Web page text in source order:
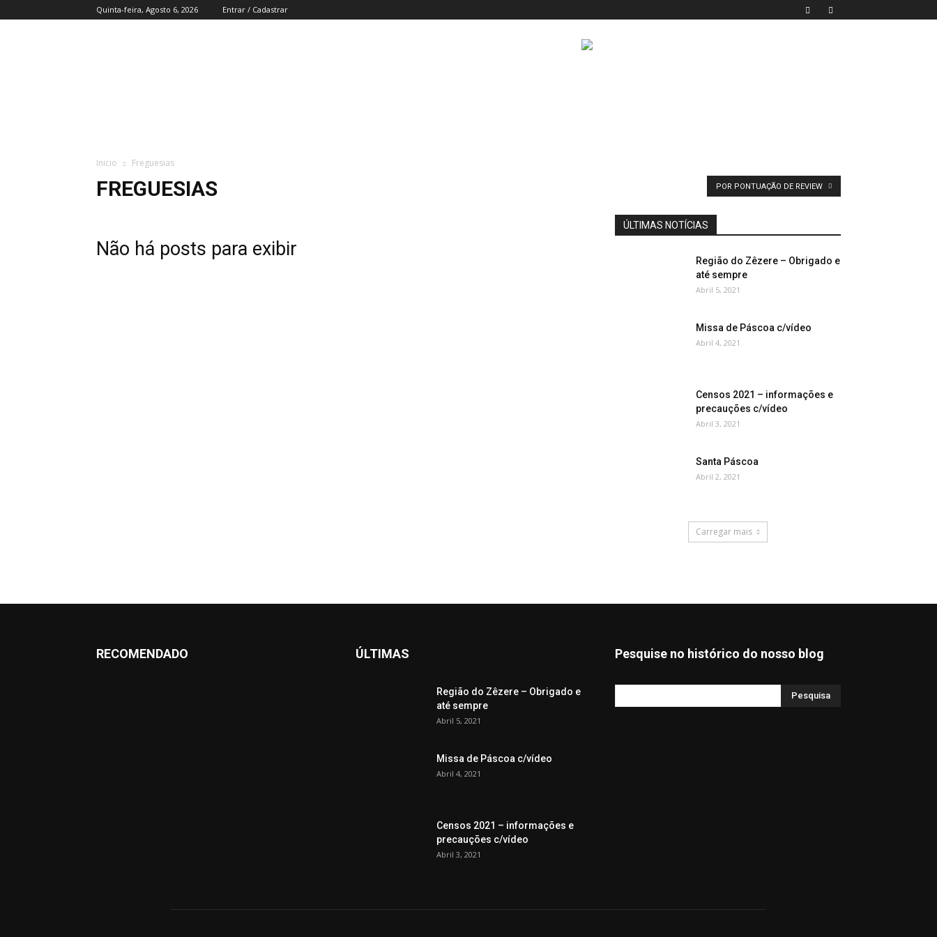
Quinta-feira, Agosto 6, 2026 Entrar / Cadastrar
Inicio Freguesias
FREGUESIAS POR PONTUAÇÃO DE REVIEW
Não há posts para exibir
ÚLTIMAS NOTÍCIAS
Região do Zêzere – Obrigado e
até sempre
Abril 5, 2021
Missa de Páscoa c/vídeo
Abril 4, 2021
Censos 2021 – informações e
precauções c/vídeo
Abril 3, 2021
Santa Páscoa
Abril 2, 2021
Carregar mais
RECOMENDADO ÚLTIMAS
Região do Zêzere – Obrigado e
até sempre
Abril 5, 2021
Missa de Páscoa c/vídeo
Abril 4, 2021
Censos 2021 – informações e
precauções c/vídeo
Abril 3, 2021
Pesquise no histórico do nosso blog